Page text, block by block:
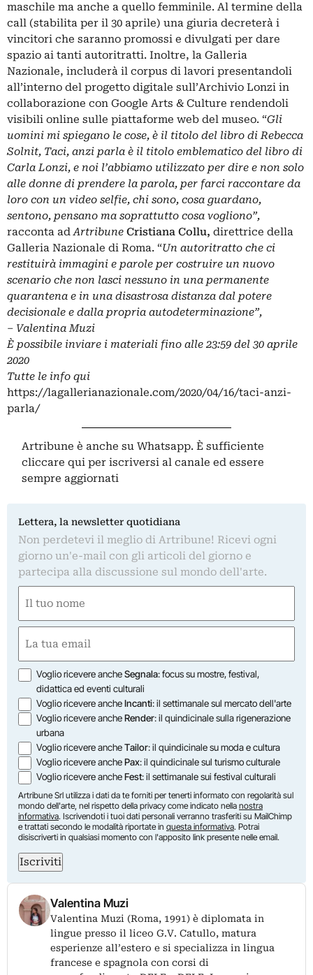
maschile ma anche a quello femminile. Al termine della
call (stabilita per il 30 aprile) una giuria decreterà i
vincitori che saranno promossi e divulgati per dare
spazio ai tanti autoritratti. Inoltre, la Galleria
Nazionale, includerà il corpus di lavori presentandoli
all’interno del progetto digitale sull’Archivio Lonzi in
collaborazione con Google Arts & Culture rendendoli
visibili online sulle piattaforme web del museo. “Gli
uomini mi spiegano le cose, è il titolo del libro di Rebecca
Solnit, Taci, anzi parla è il titolo emblematico del libro di
Carla Lonzi, e noi l’abbiamo utilizzato per dire e non solo
alle donne di prendere la parola, per farci raccontare da
loro con un video selfie, chi sono, cosa guardano,
sentono, pensano ma soprattutto cosa vogliono”,
racconta adArtribune Cristiana Collu, direttrice della
Galleria Nazionale di Roma. “Un autoritratto che ci
restituirà immagini e parole per costruire un nuovo
scenario che non lasci nessuno in una permanente
quarantena e in una disastrosa distanza dal potere
decisionale e dalla propria autodeterminazione”,
– Valentina Muzi
È possibile inviare i materiali fino alle 23:59 del 30 aprile
2020
Tutte le info qui
https://lagallerianazionale.com/2020/04/16/taci-anzi-
parla/
Artribune è anche su Whatsapp. È sufficiente
cliccare qui per iscriversi al canale ed essere
sempre aggiornati
Lettera, la newsletter quotidiana
Non perdetevi il meglio di Artribune! Ricevi ogni
giorno un'e-mail con gli articoli del giorno e
partecipa alla discussione sul mondo dell'arte.
(Required)
First
(Required)
Opzioni
Voglio ricevere ancheSegnala: focus su mostre, festival,
didattica ed eventi culturali
Voglio ricevere ancheIncanti: il settimanale sul mercato dell'arte
Voglio ricevere ancheRender: il quindicinale sulla rigenerazione
urbana
Voglio ricevere ancheTailor: il quindicinale su moda e cultura
Voglio ricevere anchePax: il quindicinale sul turismo culturale
Voglio ricevere ancheFest: il settimanale sui festival culturali
Artribune Srl utilizza i dati da te forniti per tenerti informato con regolarità sul
mondo dell'arte, nel rispetto della privacy come indicato nella nostra
informativa. Iscrivendoti i tuoi dati personali verranno trasferiti su MailChimp
e trattati secondo le modalità riportate in questa informativa. Potrai
disiscriverti in qualsiasi momento con l'apposito link presente nelle email.
Iscriviti
Valentina Muzi
Valentina Muzi (Roma, 1991) è diplomata in
lingue presso il liceo G.V. Catullo, matura
esperienze all’estero e si specializza in lingua
francese e spagnola con corsi di